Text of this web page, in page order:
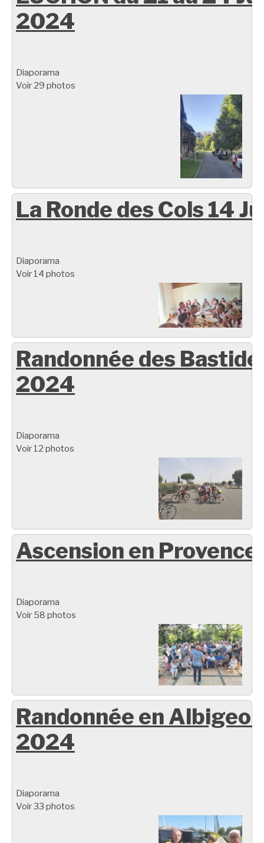
2024
Diaporama
Voir 29 photos
La Ronde des Cols 14
Diaporama
Voir 14 photos
Randonnée des
2024
Diaporama
Voir 12 photos
Ascension en Provence
Diaporama
Voir 58 photos
Randonnée en
2024
Diaporama
Voir 33 photos